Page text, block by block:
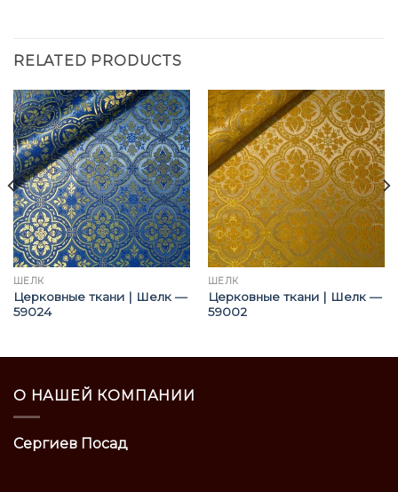
RELATED PRODUCTS
ШЁЛК
Церковные ткани | Шелк —
59024
ШЁЛК
Церковные ткани | Шелк —
59002
О НАШЕЙ КОМПАНИИ
Сергиев Посад